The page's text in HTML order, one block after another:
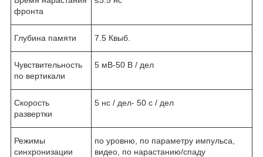
фронта
Глубина памяти 7.5 Квыб.
Чувствительность
по вертикали
5 мВ-50 В / дел
Скорость
развертки
5 нс / дел- 50 с / дел
Режимы
синхронизации
по уровню, по параметру импульса,
видео, по нарастанию/спаду